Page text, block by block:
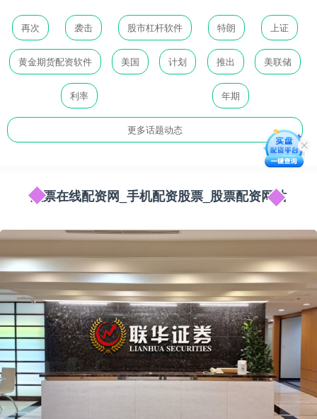
再次 袭击 股市杠杆软件 特朗 上证
黄金期货配资软件 美国 计划 推出 美联储
利率 年期
更多话题动态
股票在线配资网_手机配资股票_股票配资网站